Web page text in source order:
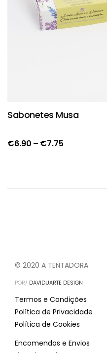
Sabonetes Musa
€6.90 – €7.75
© 2020 A TENTADORA
POR/ DAVIDUARTE DESIGN
Termos e Condições
Política de Privacidade
Política de Cookies
Encomendas e Envios